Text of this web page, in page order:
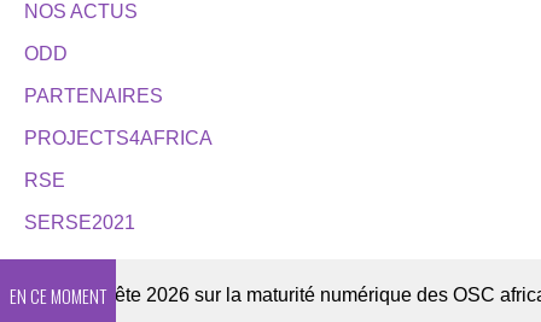
NOS ACTUS
ODD
PARTENAIRES
PROJECTS4AFRICA
RSE
SERSE2021
EN CE MOMENT
Enquête 2026 sur la maturité numérique des OSC